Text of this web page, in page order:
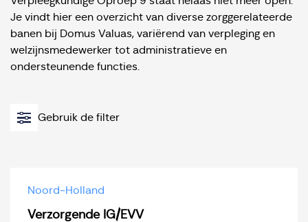
Je vindt hier een overzicht van diverse zorggerelateerde
banen bij Domus Valuas, variërend van verpleging en
welzijnsmedewerker tot administratieve en
ondersteunende functies.
Gebruik de filter
Noord-Holland
Verzorgende IG/EVV